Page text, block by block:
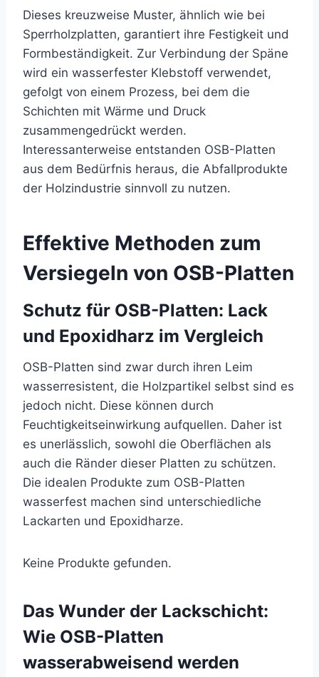
Dieses kreuzweise Muster, ähnlich wie bei
Sperrholzplatten, garantiert ihre Festigkeit und
Formbeständigkeit. Zur Verbindung der Späne
wird ein wasserfester Klebstoff verwendet,
gefolgt von einem Prozess, bei dem die
Schichten mit Wärme und Druck
zusammengedrückt werden.
Interessanterweise entstanden OSB-Platten
aus dem Bedürfnis heraus, die Abfallprodukte
der Holzindustrie sinnvoll zu nutzen.
Effektive Methoden zum
Versiegeln von OSB-Platten
Schutz für OSB-Platten: Lack
und Epoxidharz im Vergleich
OSB-Platten sind zwar durch ihren Leim
wasserresistent, die Holzpartikel selbst sind es
jedoch nicht. Diese können durch
Feuchtigkeitseinwirkung aufquellen. Daher ist
es unerlässlich, sowohl die Oberflächen als
auch die Ränder dieser Platten zu schützen.
Die idealen Produkte zum OSB-Platten
wasserfest machen sind unterschiedliche
Lackarten und Epoxidharze.
Keine Produkte gefunden.
Das Wunder der Lackschicht:
Wie OSB-Platten
wasserabweisend werden